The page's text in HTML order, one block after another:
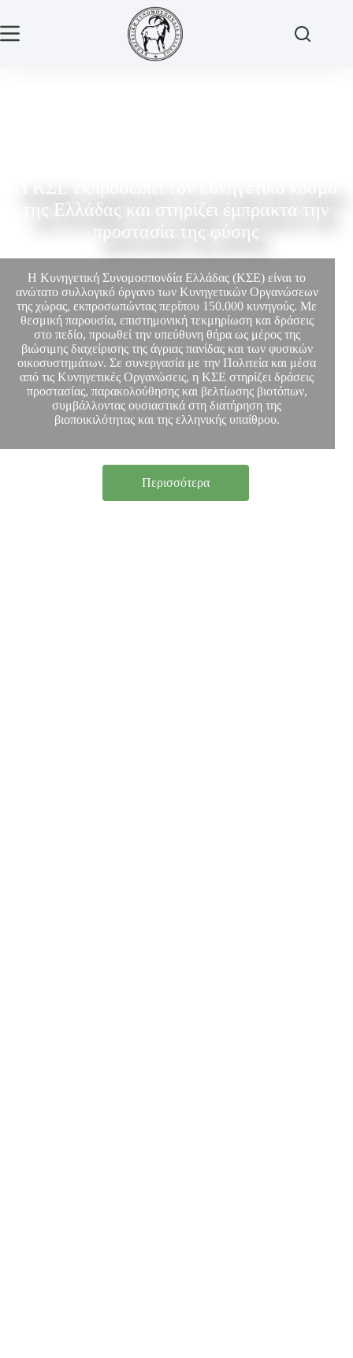
της Ελλάδας και στηρίζει έμπρακτα την
προστασία της φύσης
Η Κυνηγετική Συνομοσπονδία Ελλάδας (ΚΣΕ) είναι το
ανώτατο συλλογικό όργανο των Κυνηγετικών Οργανώσεων
της χώρας, εκπροσωπώντας περίπου 150.000 κυνηγούς. Με
θεσμική παρουσία, επιστημονική τεκμηρίωση και δράσεις
στο πεδίο, προωθεί την υπεύθυνη θήρα ως μέρος της
βιώσιμης διαχείρισης της άγριας πανίδας και των φυσικών
οικοσυστημάτων. Σε συνεργασία με την Πολιτεία και μέσα
από τις Κυνηγετικές Οργανώσεις, η ΚΣΕ στηρίζει δράσεις
προστασίας, παρακολούθησης και βελτίωσης βιοτόπων,
συμβάλλοντας ουσιαστικά στη διατήρηση της
βιοποικιλότητας και της ελληνικής υπαίθρου.
Περισσότερα